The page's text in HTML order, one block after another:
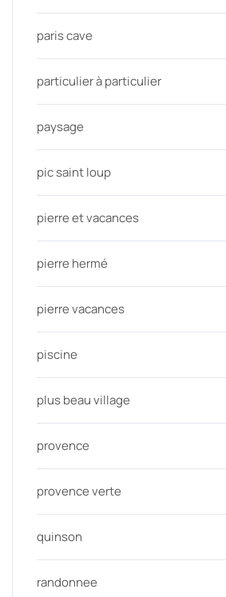
paris cave
particulier à particulier
paysage
pic saint loup
pierre et vacances
pierre hermé
pierre vacances
piscine
plus beau village
provence
provence verte
quinson
randonnee